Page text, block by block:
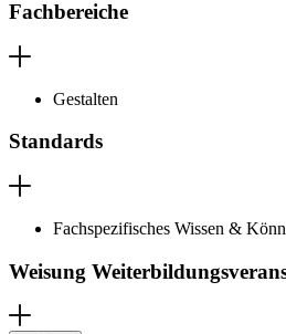
Fachbereiche
Gestalten
Standards
Fachspezifisches Wissen &
Weisung